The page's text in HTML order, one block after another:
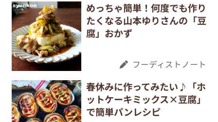
めっちゃ簡単！何度でも作り
たくなる山本ゆりさんの「豆
腐」おかず
フーディストノート
春休みに作ってみたい♪「ホ
ットケーキミックス×豆腐」
で簡単パンレシピ